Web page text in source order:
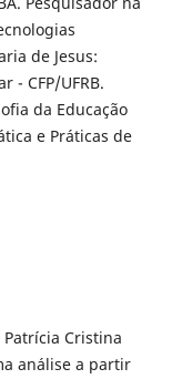
de Jesus:
- CFP/UFRB.
da Educação
e Práticas de
Patrícia Cristina
análise a partir